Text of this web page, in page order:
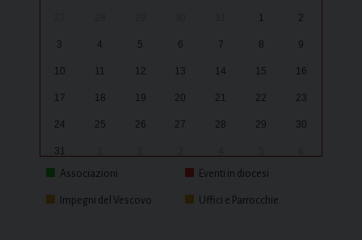
1 2
3 4 5 6 7 8 9
10 11 12 13 14 15 16
17 18 19 20 21 22 23
24 25 26 27 28 29 30
31
Associazioni
Eventi in diocesi
Impegni del Vescovo Uffici e Parrocchie